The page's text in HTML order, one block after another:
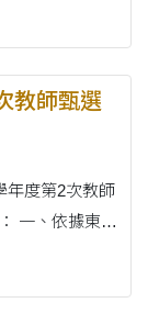
教師甄選
字第